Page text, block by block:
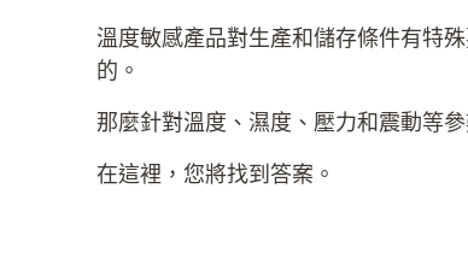
溫度敏感產品對生產和儲存條件有特
的。
那麼針對溫度、濕度、壓力和震動等
在這裡，您將找到答案。